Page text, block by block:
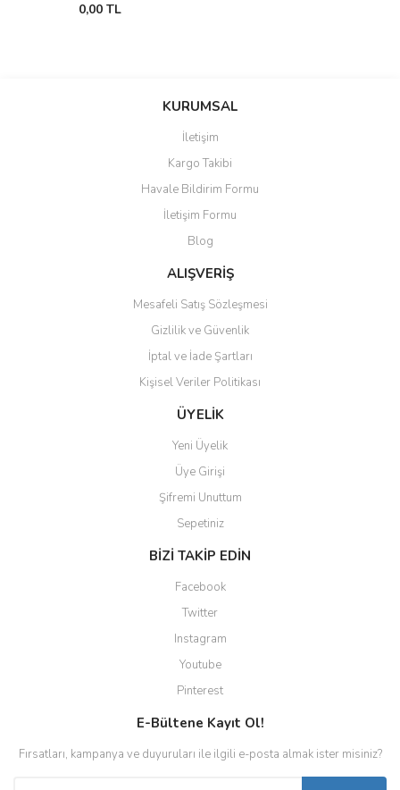
0,00 TL
KURUMSAL
İletişim
Kargo Takibi
Havale Bildirim Formu
İletişim Formu
Blog
ALIŞVERİŞ
Mesafeli Satış Sözleşmesi
Gizlilik ve Güvenlik
İptal ve İade Şartları
Kişisel Veriler Politikası
ÜYELİK
Yeni Üyelik
Üye Girişi
Şifremi Unuttum
Sepetiniz
BİZİ TAKİP EDİN
Facebook
Twitter
Instagram
Youtube
Pinterest
E-Bültene Kayıt Ol!
Fırsatları, kampanya ve duyuruları ile ilgili e-posta almak ister misiniz?